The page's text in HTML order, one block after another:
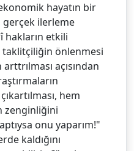
hayatın bir
gerçek ilerleme
hakların etkili
taklitçiliğin önlenmesi
açısından
hem
zenginliğini
onu yaparım!"
kaldığını